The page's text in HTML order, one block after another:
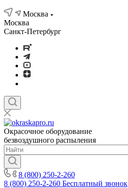
Москва
Москва
Санкт-Петербург
Окрасочное оборудование
безвоздушного распыления
8 (800) 250-2-260
8 (800) 250-2-260 Бесплатный звонок